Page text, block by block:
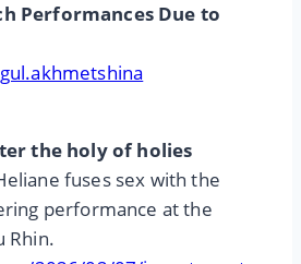
Performances Due to
the holy of holies
fuses sex with the
performance at the
Rhin.